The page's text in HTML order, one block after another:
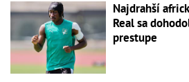
Najdrahší
Real sa
prestupe